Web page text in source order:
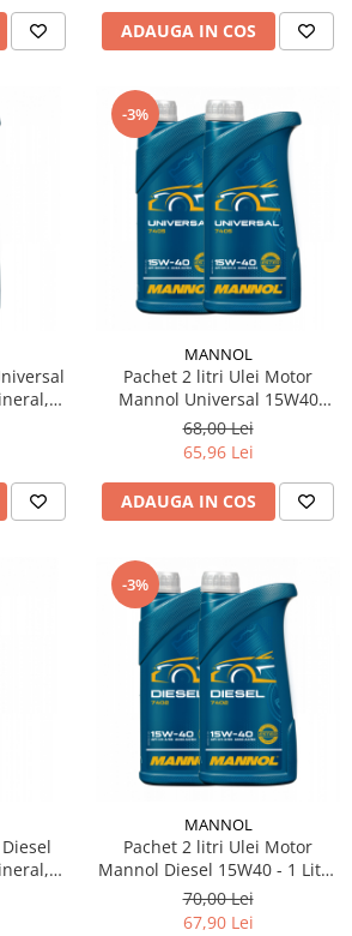
ADAUGA IN COS
-3%
MANNOL
Pachet 2 litri Ulei Motor
Mannol Universal 15W40
(Mineral, Protecție Extinsă)
68,00 Lei
65,96 Lei
ADAUGA IN COS
-3%
MANNOL
Pachet 2 litri Ulei Motor
Mannol Diesel 15W40 - 1 Litru
(Mineral, Protecție Extinsă
Diesel)
70,00 Lei
67,90 Lei